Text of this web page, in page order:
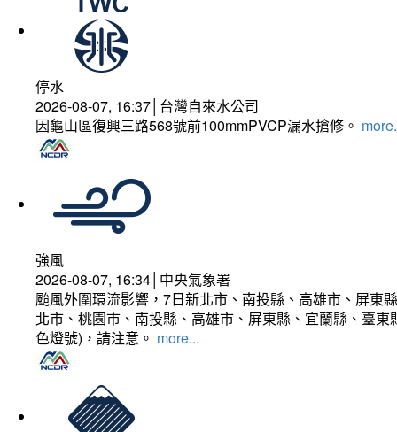
停水
2026-08-07, 16:37│台灣自來水公司
因龜山區復興三路568號前100mmPVCP漏水搶修。
強風
2026-08-07, 16:34│中央氣象署
颱風外圍環流影響，7日新北市、南投縣、高雄市、屏東
北市、桃園市、南投縣、高雄市、屏東縣、宜蘭縣、臺
色燈號)，請注意。 more...